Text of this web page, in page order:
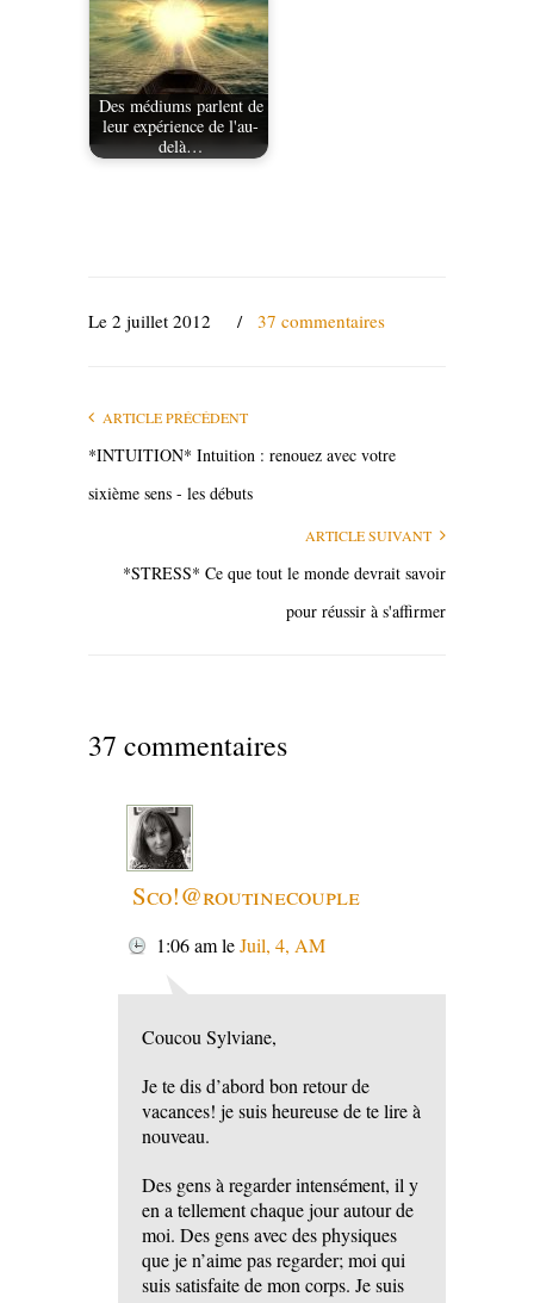
Des médiums parlent de
leur expérience de l'au-
delà…
Le 2 juillet 2012 / 37 commentaires
ARTICLE PRÉCÉDENT
*INTUITION* Intuition : renouez avec votre
sixième sens - les débuts
ARTICLE SUIVANT
*STRESS* Ce que tout le monde devrait savoir
pour réussir à s'affirmer
37 commentaires
Sco!@routinecouple
1:06 amleJuil, 4, AM
Coucou Sylviane,
Je te dis d’abord bon retour de
vacances! je suis heureuse de te lire à
nouveau.
Des gens à regarder intensément, il y
en a tellement chaque jour autour de
moi. Des gens avec des physiques
que je n’aime pas regarder; moi qui
suis satisfaite de mon corps. Je suis